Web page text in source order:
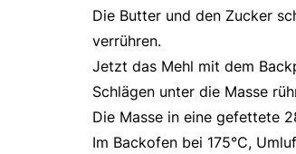
Die Butter und den Zucker
verrühren.
Jetzt das Mehl mit dem
Schlägen unter die Masse
Die Masse in eine gefettete
Im Backofen bei 175°C,